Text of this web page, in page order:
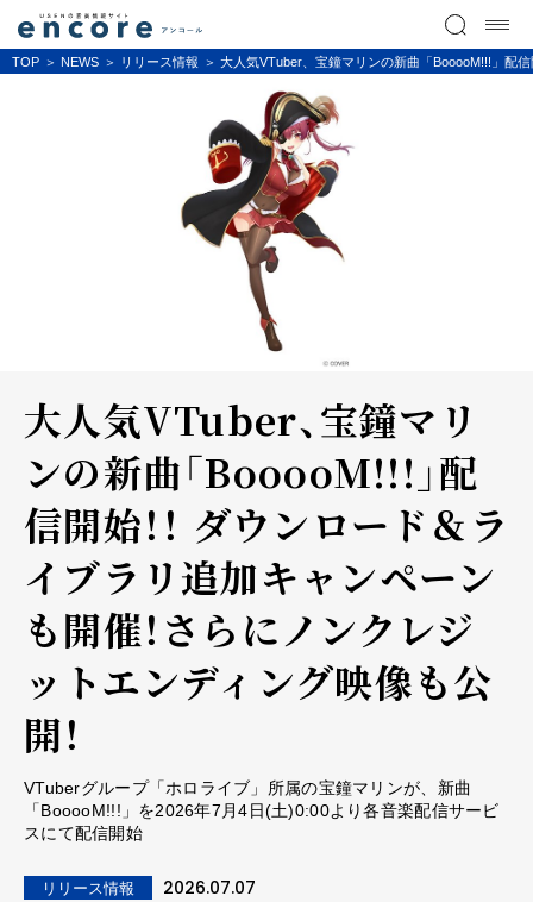
TOP NEWS リリース情報 大人気VTuber、宝鐘マリンの新曲「BooooM!!!」配
大人気VTuber、宝鐘マリ
ンの新曲「BooooM!!!」配
信開始！！ ダウンロード＆ラ
イブラリ追加キャンペーン
も開催！さらにノンクレジ
ットエンディング映像も公
開！
VTuberグループ「ホロライブ」所属の宝鐘マリンが、新曲
「BooooM!!!」を2026年7月4日(土)0:00より各音楽配信サービ
スにて配信開始
リリース情報 2026.07.07